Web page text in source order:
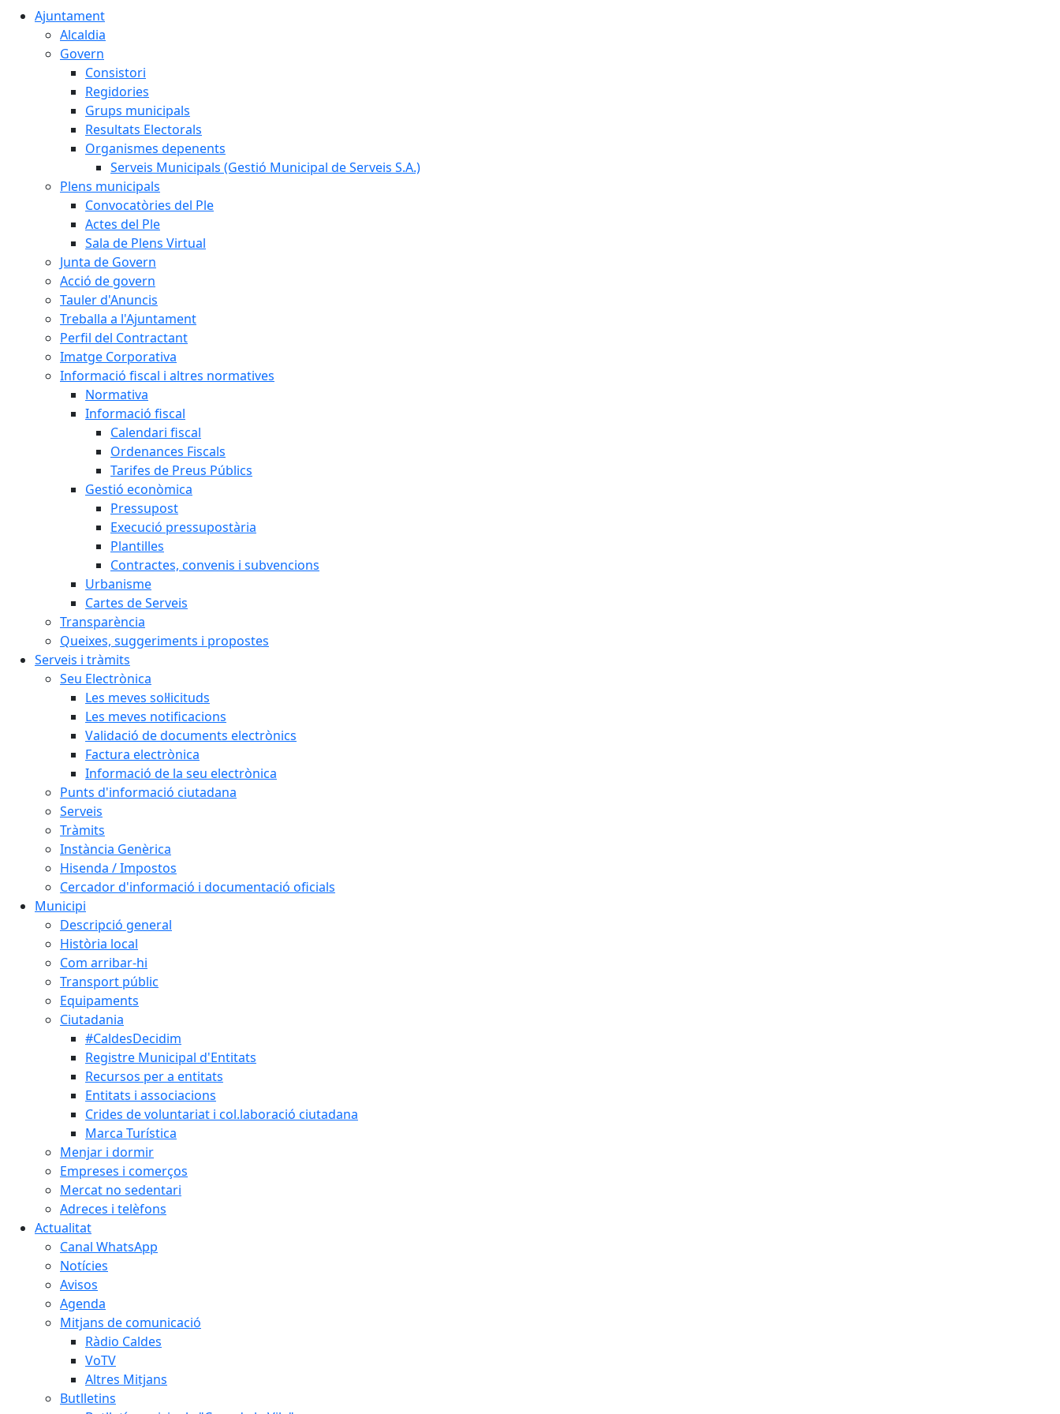
Ajuntament
Alcaldia
Govern
Consistori
Regidories
Grups municipals
Resultats Electorals
Organismes depenents
Serveis Municipals (Gestió Municipal de Serveis S.A.)
Plens municipals
Convocatòries del Ple
Actes del Ple
Sala de Plens Virtual
Junta de Govern
Acció de govern
Tauler d'Anuncis
Treballa a l'Ajuntament
Perfil del Contractant
Imatge Corporativa
Informació fiscal i altres normatives
Normativa
Informació fiscal
Calendari fiscal
Ordenances Fiscals
Tarifes de Preus Públics
Gestió econòmica
Pressupost
Execució pressupostària
Plantilles
Contractes, convenis i subvencions
Urbanisme
Cartes de Serveis
Transparència
Queixes, suggeriments i propostes
Serveis i tràmits
Seu Electrònica
Les meves sol·licituds
Les meves notificacions
Validació de documents electrònics
Factura electrònica
Informació de la seu electrònica
Punts d'informació ciutadana
Serveis
Tràmits
Instància Genèrica
Hisenda / Impostos
Cercador d'informació i documentació oficials
Municipi
Descripció general
Història local
Com arribar-hi
Transport públic
Equipaments
Ciutadania
#CaldesDecidim
Registre Municipal d'Entitats
Recursos per a entitats
Entitats i associacions
Crides de voluntariat i col.laboració ciutadana
Marca Turística
Menjar i dormir
Empreses i comerços
Mercat no sedentari
Adreces i telèfons
Actualitat
Canal WhatsApp
Notícies
Avisos
Agenda
Mitjans de comunicació
Ràdio Caldes
VoTV
Altres Mitjans
Butlletins